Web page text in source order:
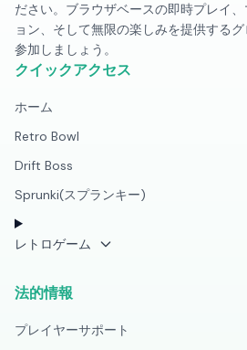
ださい。ブラウザベースの即時プレイ
ョン、そして無限の楽しみを提供する
参加しましょう。
クイックアクセス
ホーム
Retro Bowl
Drift Boss
Sprunki(スプランキー)
レトロゲーム
法的情報
プレイヤーサポート